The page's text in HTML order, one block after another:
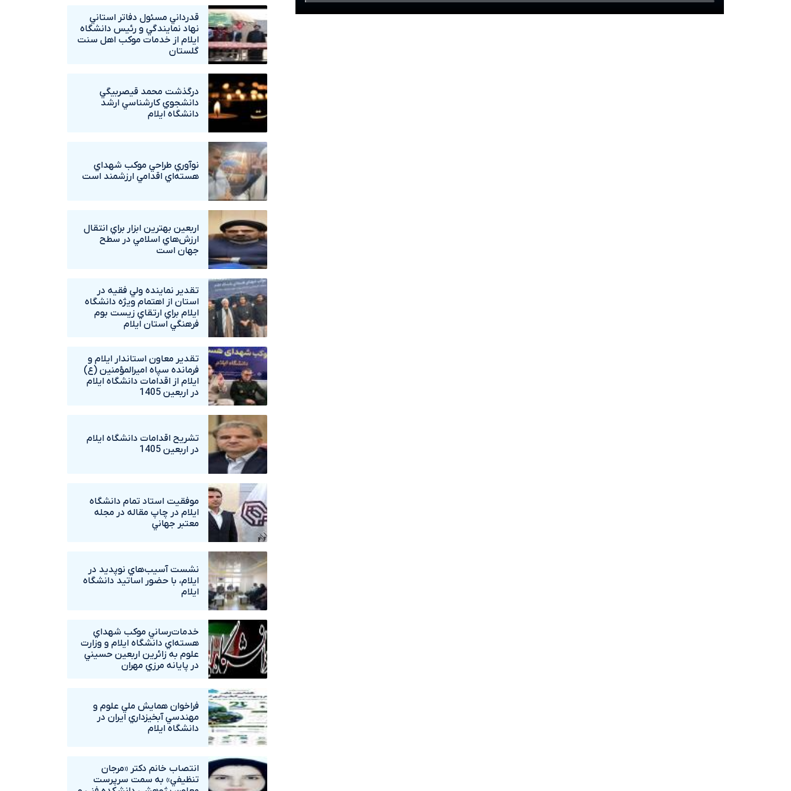
قدرداني مسئول دفاتر استاني
نهاد نمايندگي و رئيس دانشگاه
ايلام از خدمات موکب اهل سنت
گلستان
درگذشت محمد قيصربيگي
دانشجوي کارشناسي ارشد
دانشگاه ايلام
نوآوري طراحي موکب شهداي
هسته‌اي اقدامي ارزشمند است
اربعين بهترين ابزار براي انتقال
ارزش‌هاي اسلامي در سطح
جهان است
تقدير نماينده ولي فقيه در
استان از اهتمام ويژه دانشگاه‌
ايلام براي ارتقاي زيست بوم
فرهنگي استان ايلام
تقدير معاون استاندار ايلام و
فرمانده سپاه اميرالمؤمنين (ع)
ايلام از اقدامات دانشگاه ايلام
در اربعين 1405
تشريح اقدامات دانشگاه ايلام
در اربعين 1405
موفقيت استاد تمام دانشگاه
ايلام در چاپ مقاله در مجله
معتبر جهاني
نشست آسيب‌هاي نوپديد در
ايلام، با حضور اساتيد دانشگاه
ايلام
خدمات‌رساني موکب شهداي
هسته‌اي دانشگاه ايلام و وزارت
علوم به زائرين اربعين حسيني
در پايانه مرزي مهران
فراخوان همايش ملي علوم و
مهندسي آبخيزداري ايران در
دانشگاه ايلام
انتصاب خانم دکتر «مرجان
تنظيفي» به سمت سرپرست